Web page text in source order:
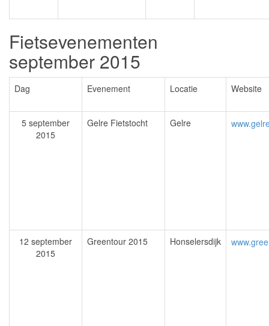
Fietsevenementen
september 2015
Dag Evenement Locatie Website
5 september
2015
Gelre Fietstocht Gelre
12 september
2015
Greentour 2015 Honselersdijk